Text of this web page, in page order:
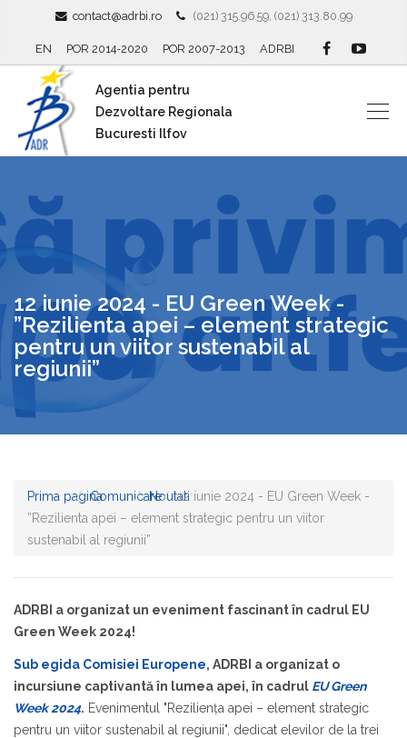
contact@adrbi.ro (021) 315.96.59, (021) 313.80.99
EN POR 2014-2020 POR 2007-2013 ADRBI
Agentia pentru
Dezvoltare Regionala
Bucuresti Ilfov
12 iunie 2024 - EU Green Week -
”Rezilienta apei – element strategic
pentru un viitor sustenabil al
regiunii”
Prima paginaComunicareNoutati12 iunie 2024 - EU Green Week -
”Rezilienta apei – element strategic pentru un viitor
sustenabil al regiunii”
ADRBI a organizat un eveniment fascinant în cadrul EU
Green Week 2024!
Sub egida Comisiei Europene, ADRBI a organizat o
incursiune captivantă în lumea apei, în cadrul EU Green
Week 2024. Evenimentul "Rezilienţa apei – element strategic
pentru un viitor sustenabil al regiunii", dedicat elevilor de la trei